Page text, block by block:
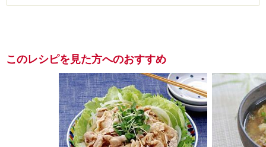
このレシピを見た方へのおすすめ